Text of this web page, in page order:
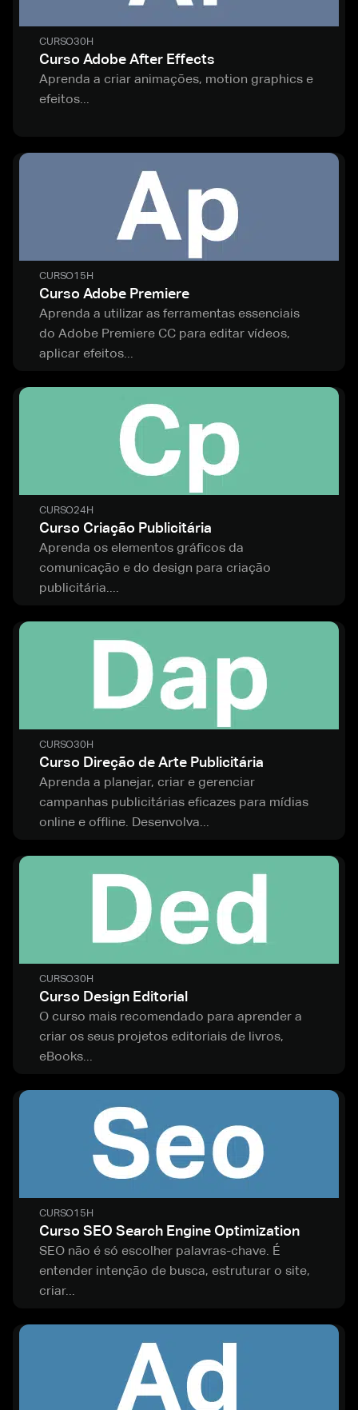
CURSO30H
Curso Adobe After Effects
Aprenda a criar animações, motion graphics e
efeitos...
CURSO15H
Curso Adobe Premiere
Aprenda a utilizar as ferramentas essenciais
do Adobe Premiere CC para editar vídeos,
aplicar efeitos...
CURSO24H
Curso Criação Publicitária
Aprenda os elementos gráficos da
comunicação e do design para criação
publicitária....
CURSO30H
Curso Direção de Arte Publicitária
Aprenda a planejar, criar e gerenciar
campanhas publicitárias eficazes para mídias
online e offline. Desenvolva...
CURSO30H
Curso Design Editorial
O curso mais recomendado para aprender a
criar os seus projetos editoriais de livros,
eBooks...
CURSO15H
Curso SEO Search Engine Optimization
SEO não é só escolher palavras-chave. É
entender intenção de busca, estruturar o site,
criar...